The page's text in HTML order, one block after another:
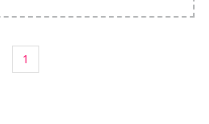
1